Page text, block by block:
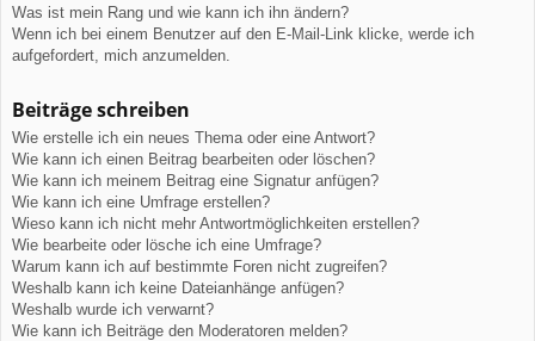
Was ist mein Rang und wie kann ich ihn ändern?
Wenn ich bei einem Benutzer auf den E-Mail-Link klicke, werde ich
aufgefordert, mich anzumelden.
Beiträge schreiben
Wie erstelle ich ein neues Thema oder eine Antwort?
Wie kann ich einen Beitrag bearbeiten oder löschen?
Wie kann ich meinem Beitrag eine Signatur anfügen?
Wie kann ich eine Umfrage erstellen?
Wieso kann ich nicht mehr Antwortmöglichkeiten erstellen?
Wie bearbeite oder lösche ich eine Umfrage?
Warum kann ich auf bestimmte Foren nicht zugreifen?
Weshalb kann ich keine Dateianhänge anfügen?
Weshalb wurde ich verwarnt?
Wie kann ich Beiträge den Moderatoren melden?